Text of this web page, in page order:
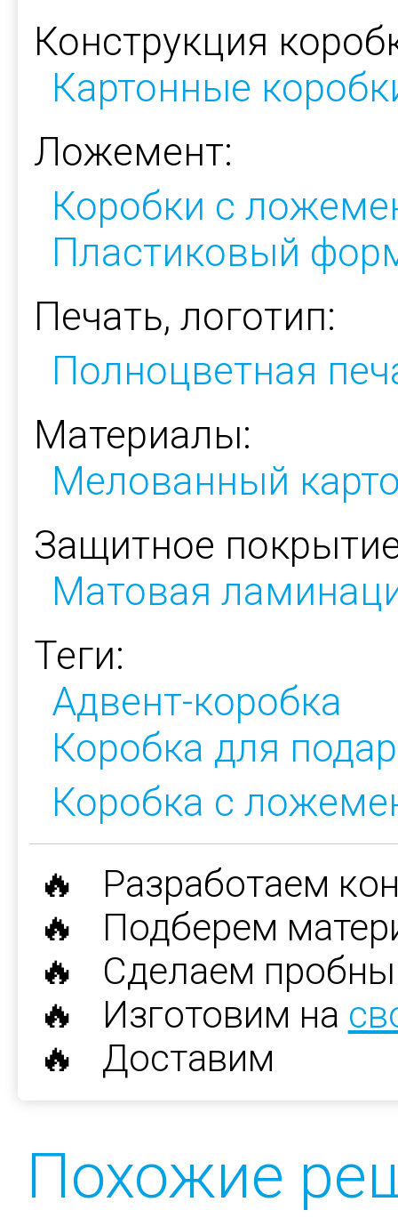
Конструкция
Картонные
Ложемент:
Коробки с
Пластиковый
Печать, логотип:
Полноцветная
Материалы:
Мелованный
Защитное
Матовая
Теги:
Адвент-коробка
Коробка для
Коробка с
🔥 Разработаем
🔥 Подберем
🔥 Сделаем
🔥 Изготовим на
🔥 Доставим
Похожие